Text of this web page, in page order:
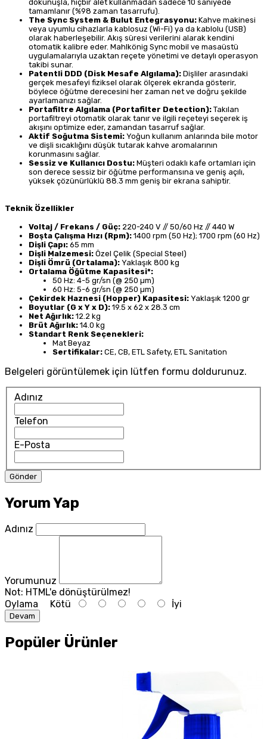
dokunuşla, hiçbir alet kullanmadan sadece 10 saniyede
tamamlanır (%98 zaman tasarrufu).
The Sync System & Bulut Entegrasyonu: Kahve makinesi
veya uyumlu cihazlarla kablosuz (Wi-Fi) ya da kablolu (USB)
olarak haberleşebilir. Akış süresi verilerini alarak kendini
otomatik kalibre eder. Mahlkönig Sync mobil ve masaüstü
uygulamalarıyla uzaktan reçete yönetimi ve detaylı operasyon
takibi sunar.
Patentli DDD (Disk Mesafe Algılama): Dişliler arasındaki
gerçek mesafeyi fiziksel olarak ölçerek ekranda gösterir,
böylece öğütme derecesini her zaman net ve doğru şekilde
ayarlamanızı sağlar.
Portafiltre Algılama (Portafilter Detection): Takılan
portafiltreyi otomatik olarak tanır ve ilgili reçeteyi seçerek iş
akışını optimize eder, zamandan tasarruf sağlar.
Aktif Soğutma Sistemi: Yoğun kullanım anlarında bile motor
ve dişli sıcaklığını düşük tutarak kahve aromalarının
korunmasını sağlar.
Sessiz ve Kullanıcı Dostu: Müşteri odaklı kafe ortamları için
son derece sessiz bir öğütme performansına ve geniş açılı,
yüksek çözünürlüklü 88.3 mm geniş bir ekrana sahiptir.
Teknik Özellikler
Voltaj / Frekans / Güç: 220-240 V // 50/60 Hz // 440 W
Boşta Çalışma Hızı (Rpm): 1400 rpm (50 Hz); 1700 rpm (60 Hz)
Dişli Çapı: 65 mm
Dişli Malzemesi: Özel Çelik (Special Steel)
Dişli Ömrü (Ortalama): Yaklaşık 800 kg
Ortalama Öğütme Kapasitesi*:
50 Hz: 4-5 gr/sn (@ 250 µm)
60 Hz: 5-6 gr/sn (@ 250 µm)
Çekirdek Haznesi (Hopper) Kapasitesi: Yaklaşık 1200 gr
Boyutlar (G x Y x D): 19.5 x 62 x 28.3 cm
Net Ağırlık: 12.2 kg
Brüt Ağırlık: 14.0 kg
Standart Renk Seçenekleri:
Mat Beyaz
Sertifikalar: CE, CB, ETL Safety, ETL Sanitation
Belgeleri görüntülemek için lütfen formu doldurunuz.
Adınız
Telefon
E-Posta
Yorum Yap
Adınız
Yorumunuz
Not: HTML'e dönüştürülmez!
Oylama Kötü İyi
Devam
Popüler Ürünler